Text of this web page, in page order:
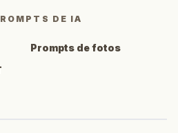
DE IA
Prompts de fotos